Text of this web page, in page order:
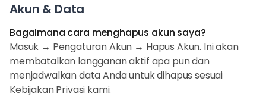
Akun & Data
Bagaimana cara menghapus akun saya?
Masuk → Pengaturan Akun → Hapus Akun. Ini akan
membatalkan langganan aktif apa pun dan
menjadwalkan data Anda untuk dihapus sesuai
Kebijakan Privasi kami.